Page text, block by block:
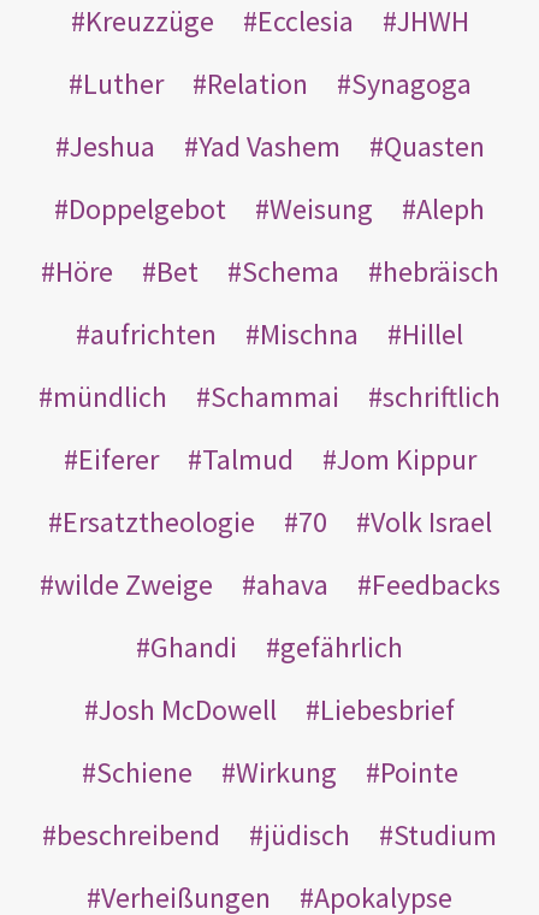
Kreuzzüge
Ecclesia
JHWH
Luther
Relation
Synagoga
Jeshua
Yad Vashem
Quasten
Doppelgebot
Weisung
Aleph
Höre
Bet Schema
hebräisch
aufrichten
Mischna
Hillel
mündlich
Schammai
schriftlich
Eiferer
Talmud
Jom Kippur
Ersatztheologie
70
Volk Israel
wilde Zweige
ahava
Feedbacks
Ghandi
gefährlich
Josh McDowell
Liebesbrief
Schiene
Wirkung
Pointe
beschreibend
jüdisch
Studium
Verheißungen
Apokalypse